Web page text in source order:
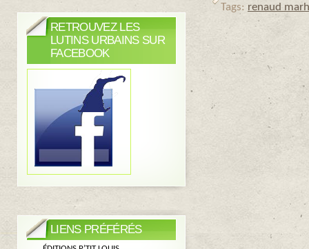
Tags: renaud
RETROUVEZ LES
LUTINS URBAINS SUR
FACEBOOK
LIENS PRÉFÉRÉS